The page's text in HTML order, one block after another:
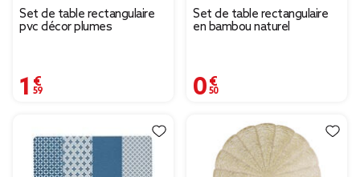
Set de table rectangulaire
pvc décor plumes
1,59 €
Set de table rectangulaire
en bambou naturel
0,50 €